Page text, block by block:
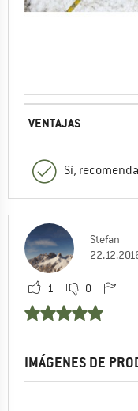
VENTAJAS
Sí,
Stefan
1 0
IMÁGENES DE